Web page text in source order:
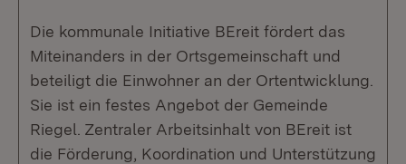
Die kommunale Initiative BEreit fördert das
Miteinanders in der Ortsgemeinschaft und
beteiligt die Einwohner an der Ortentwicklung.
Sie ist ein festes Angebot der Gemeinde
Riegel. Zentraler Arbeitsinhalt von BEreit ist
die Förderung, Koordination und Unterstützung